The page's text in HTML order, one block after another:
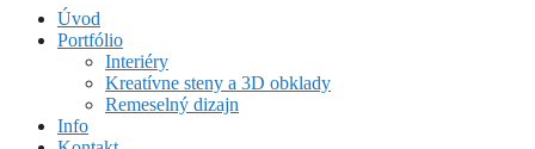
Úvod
Portfólio
Interiéry
Kreatívne steny a 3D obklady
Remeselný dizajn
Info